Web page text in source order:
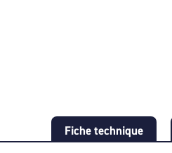
Fiche technique